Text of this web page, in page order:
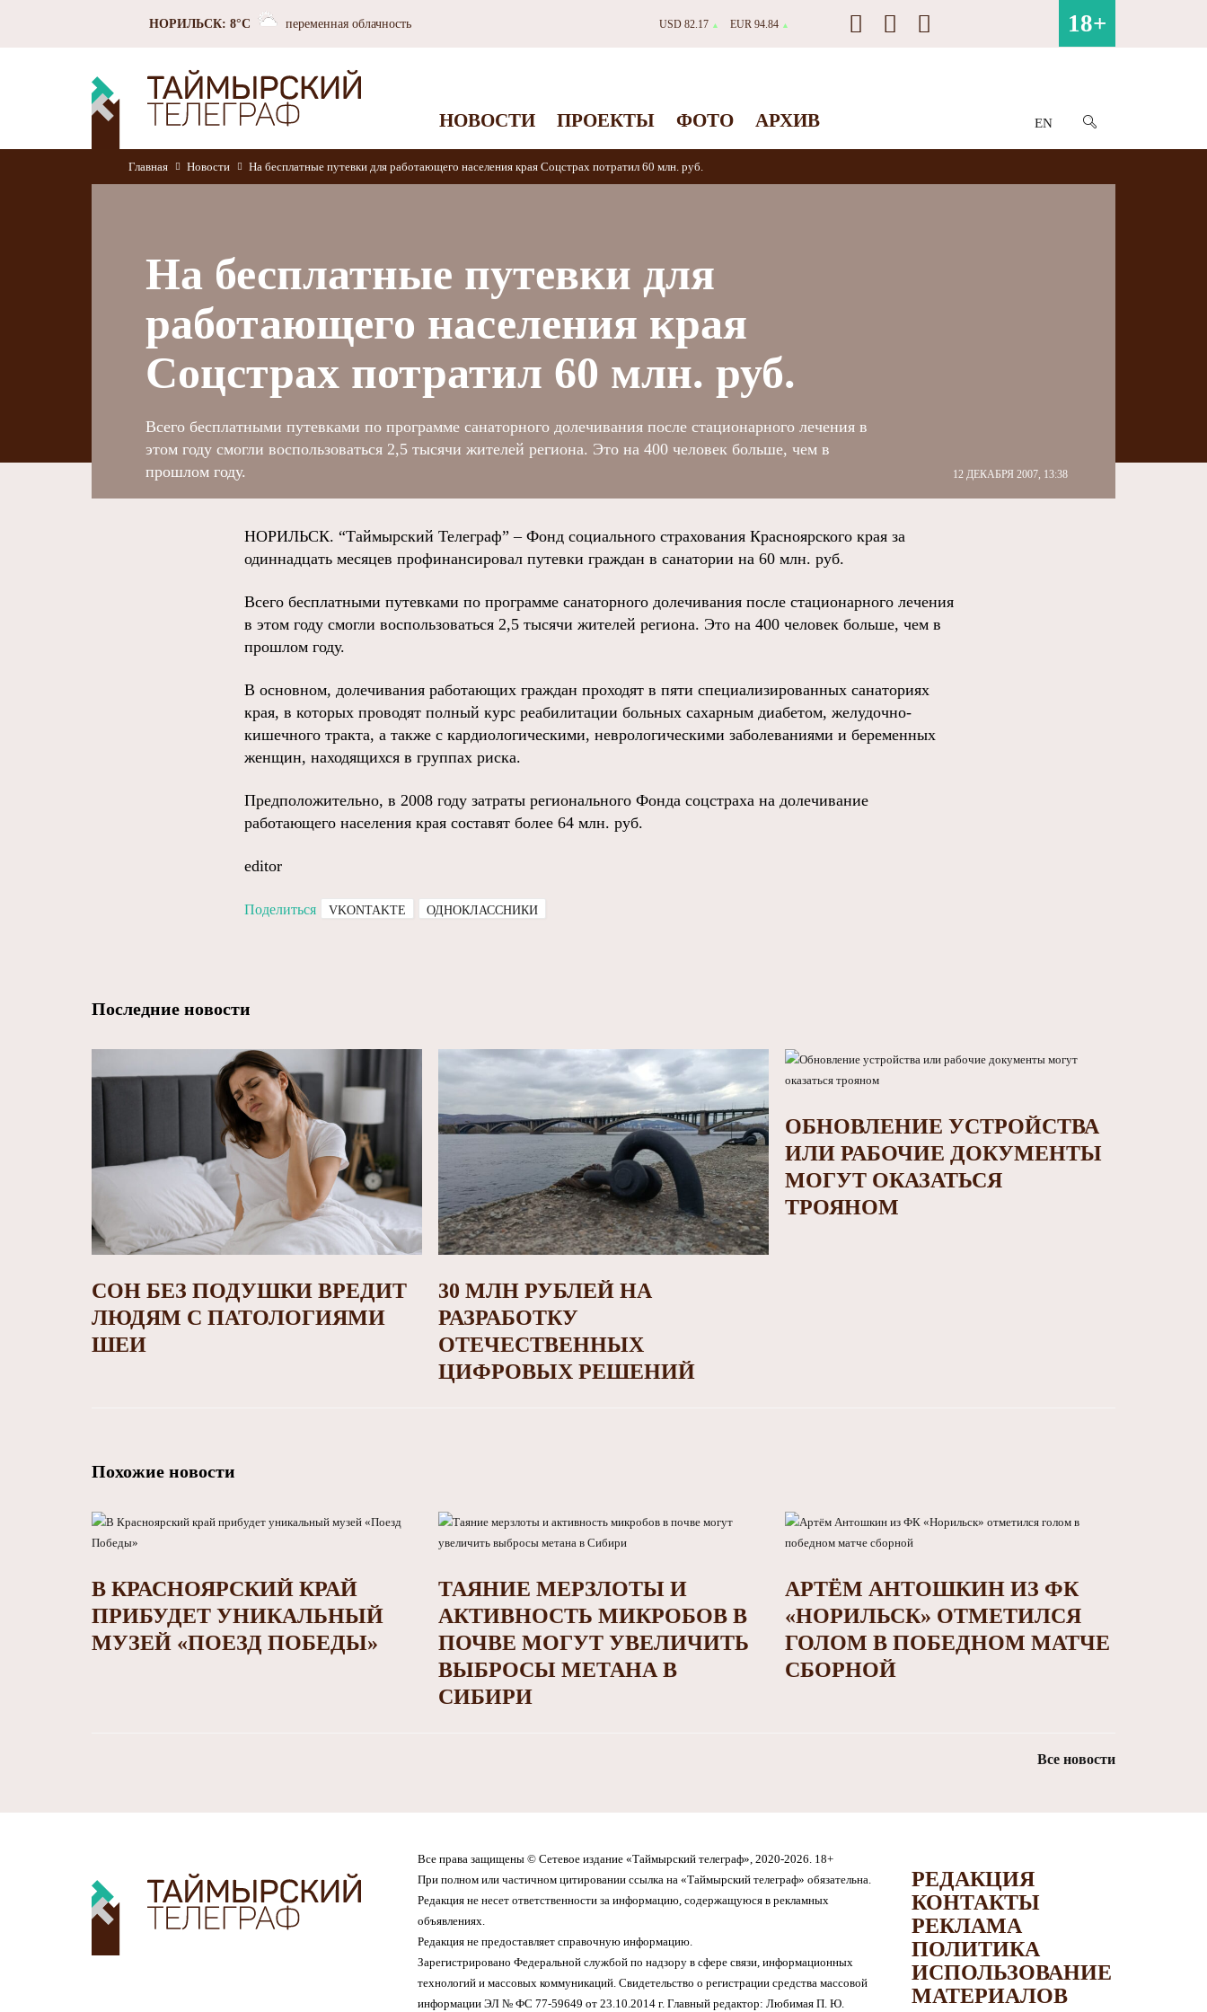
НОРИЛЬСК: 8°C переменная облачность USD 82.17 ▲ EUR 94.84 ▲ 18+
НОВОСТИ ПРОЕКТЫ ФОТО АРХИВ EN
Главная Новости На бесплатные путевки для работающего населения края Соцстрах потратил 60 млн. руб.
На бесплатные путевки для
работающего населения края
Соцстрах потратил 60 млн. руб.
12 ДЕКАБРЯ 2007, 13:38
Всего бесплатными путевками по программе санаторного долечивания после стационарного лечения в
этом году смогли воспользоваться 2,5 тысячи жителей региона. Это на 400 человек больше, чем в
прошлом году.
НОРИЛЬСК. “Таймырский Телеграф” – Фонд социального страхования Красноярского края за
одиннадцать месяцев профинансировал путевки граждан в санатории на 60 млн. руб.
Всего бесплатными путевками по программе санаторного долечивания после стационарного лечения
в этом году смогли воспользоваться 2,5 тысячи жителей региона. Это на 400 человек больше, чем в
прошлом году.
В основном, долечивания работающих граждан проходят в пяти специализированных санаториях
края, в которых проводят полный курс реабилитации больных сахарным диабетом, желудочно-
кишечного тракта, а также с кардиологическими, неврологическими заболеваниями и беременных
женщин, находящихся в группах риска.
Предположительно, в 2008 году затраты регионального Фонда соцстраха на долечивание
работающего населения края составят более 64 млн. руб.
editor
Поделиться VKONTAKTE ОДНОКЛАССНИКИ
Последние новости
СОН БЕЗ ПОДУШКИ ВРЕДИТ
ЛЮДЯМ С ПАТОЛОГИЯМИ
ШЕИ
30 МЛН РУБЛЕЙ НА
РАЗРАБОТКУ
ОТЕЧЕСТВЕННЫХ
ЦИФРОВЫХ РЕШЕНИЙ
ОБНОВЛЕНИЕ УСТРОЙСТВА
ИЛИ РАБОЧИЕ ДОКУМЕНТЫ
МОГУТ ОКАЗАТЬСЯ
ТРОЯНОМ
Похожие новости
В КРАСНОЯРСКИЙ КРАЙ
ПРИБУДЕТ УНИКАЛЬНЫЙ
МУЗЕЙ «ПОЕЗД ПОБЕДЫ»
ТАЯНИЕ МЕРЗЛОТЫ И
АКТИВНОСТЬ МИКРОБОВ В
ПОЧВЕ МОГУТ УВЕЛИЧИТЬ
ВЫБРОСЫ МЕТАНА В
СИБИРИ
АРТЁМ АНТОШКИН ИЗ ФК
«НОРИЛЬСК» ОТМЕТИЛСЯ
ГОЛОМ В ПОБЕДНОМ МАТЧЕ
СБОРНОЙ
Все новости
Все права защищены © Сетевое издание «Таймырский телеграф», 2020-2026. 18+
При полном или частичном цитировании ссылка на «Таймырский телеграф» обязательна.
Редакция не несет ответственности за информацию, содержащуюся в рекламных
объявлениях.
Редакция не предоставляет справочную информацию.
Зарегистрировано Федеральной службой по надзору в сфере связи, информационных
технологий и массовых коммуникаций. Свидетельство о регистрации средства массовой
информации ЭЛ № ФС 77-59649 от 23.10.2014 г. Главный редактор: Любимая П. Ю.
РЕДАКЦИЯ
КОНТАКТЫ
РЕКЛАМА
ПОЛИТИКА
ИСПОЛЬЗОВАНИЕ
МАТЕРИАЛОВ